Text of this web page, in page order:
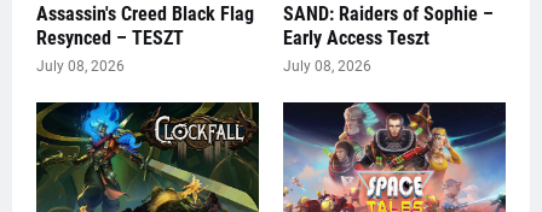
Assassin's Creed Black Flag
Resynced – TESZT
July 08, 2026
SAND: Raiders of Sophie –
Early Access Teszt
July 08, 2026